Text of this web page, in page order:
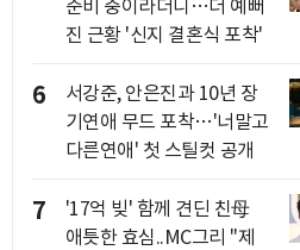
준비 중이라더니…더 예뻐
진 근황 '신지 결혼식 포착'
6
서강준, 안은진과 10년 장
기연애 무드 포착…'너말고
다른연애' 첫 스틸컷 공개
7
'17억 빚' 함께 견딘 친母
애틋한 효심..MC그리 "제